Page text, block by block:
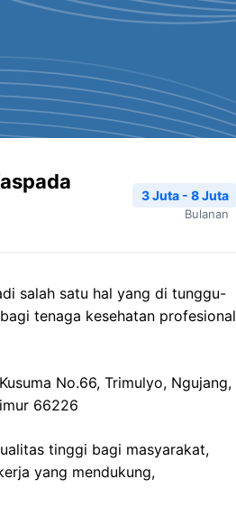
3 Juta - 8 Juta
Bulanan
salah satu hal yang di tunggu-
tenaga kesehatan profesional
Kusuma No.66, Trimulyo, Ngujang,
66226
tinggi bagi masyarakat,
yang mendukung,